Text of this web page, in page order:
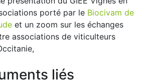
porté par le Biocivam de
et un zoom sur les échanges
associations de viticulteurs
liés